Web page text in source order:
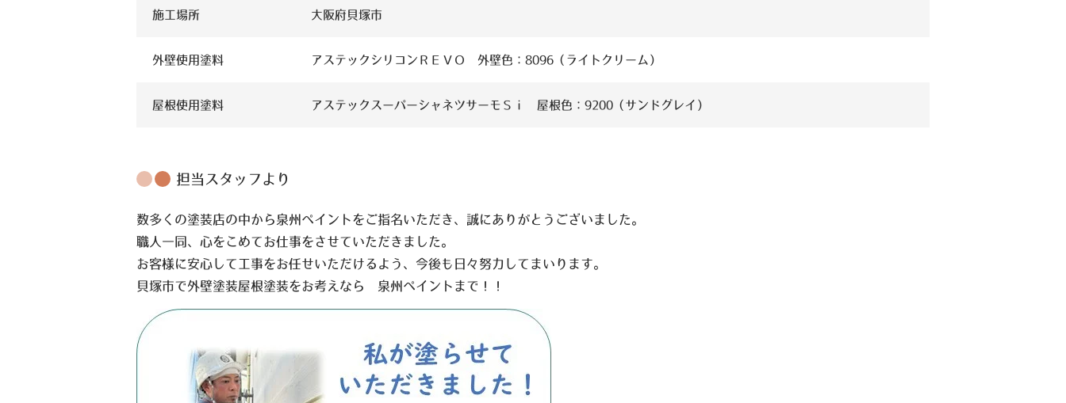
施工場所 大阪府貝塚市
外壁使用塗料 アステックシリコンＲＥＶＯ 外壁色：8096（ライトクリーム）
屋根使用塗料 アステックスーパーシャネツサーモＳｉ 屋根色：9200（サンドグレイ）
担当スタッフより
数多くの塗装店の中から泉州ペイントをご指名いただき、誠にありがとうございました。
職人一同、心をこめてお仕事をさせていただきました。
お客様に安心して工事をお任せいただけるよう、今後も日々努力してまいります。
貝塚市で外壁塗装屋根塗装をお考えなら 泉州ペイントまで！！